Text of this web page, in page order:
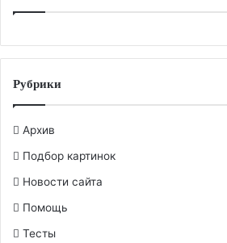
Рубрики
Архив
Подбор картинок
Новости сайта
Помощь
Тесты